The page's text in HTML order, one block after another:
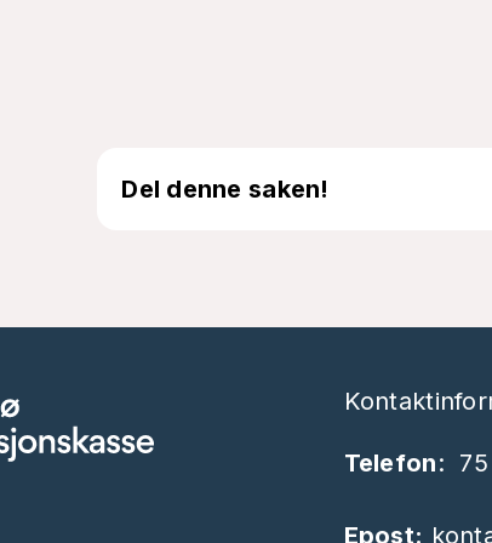
Del denne saken!
Telefon:
Epost: